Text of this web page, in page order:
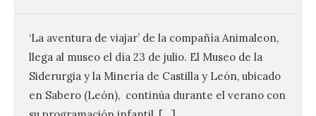
‘La aventura de viajar’ de la compañía Animaleon,
llega al museo el día 23 de julio. El Museo de la
Siderurgia y la Minería de Castilla y León, ubicado
en Sabero (León), continúa durante el verano con